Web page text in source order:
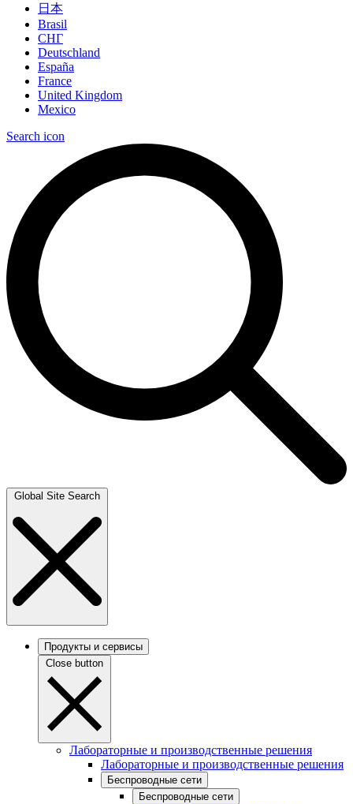
日本
Brasil
СНГ
Deutschland
España
France
United Kingdom
Mexico
Search icon
Global Site Search
Продукты и сервисы
Close button
Лабораторные и производственные решения
Лабораторные и производственные решения
Беспроводные сети
Беспроводные сети